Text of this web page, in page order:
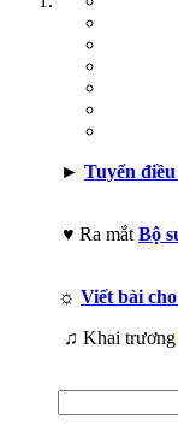
► Tuyển
♥ Ra mắt Bộ
☼ Viết bài
♫ Khai trương